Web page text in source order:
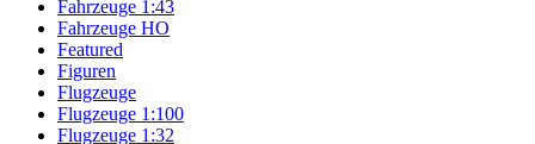
Fahrzeuge 1:43
Fahrzeuge HO
Featured
Figuren
Flugzeuge
Flugzeuge 1:100
Flugzeuge 1:32